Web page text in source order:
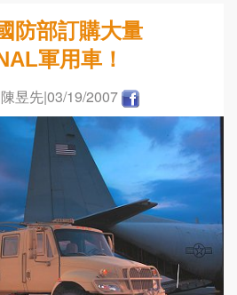
防部訂購大量
軍用車！
昱先|03/19/2007